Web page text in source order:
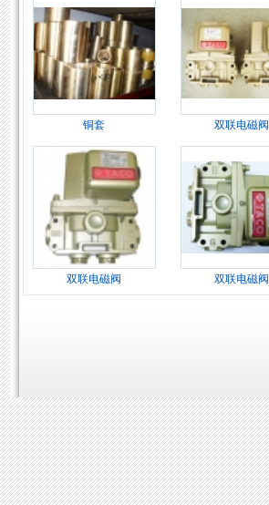
铜套 双联电磁阀
双联电磁阀 双联电磁阀